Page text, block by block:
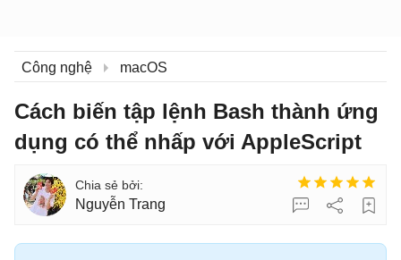
Công nghệ macOS
Cách biến tập lệnh Bash thành ứng
dụng có thể nhấp với AppleScript
Nguyễn Trang